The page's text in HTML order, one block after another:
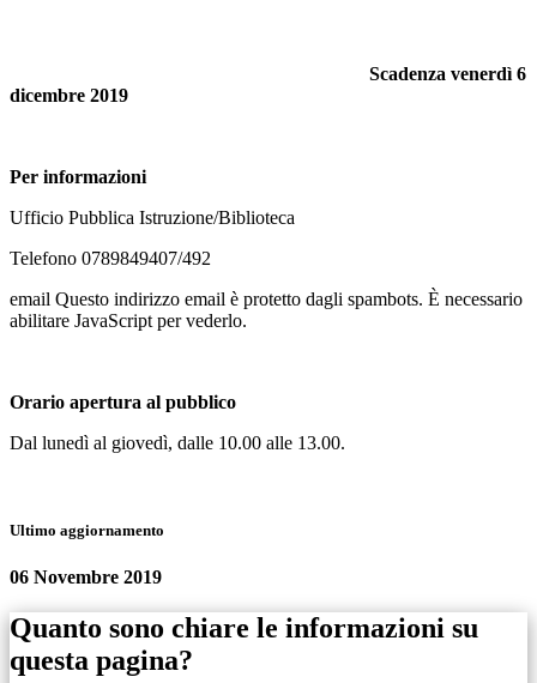
Scadenza venerdì 6
dicembre 2019
Per informazioni
Ufficio Pubblica Istruzione/Biblioteca
Telefono 0789849407/492
email Questo indirizzo email è protetto dagli spambots. È necessario
abilitare JavaScript per vederlo.
Orario apertura al pubblico
Dal lunedì al giovedì, dalle 10.00 alle 13.00.
Ultimo aggiornamento
06 Novembre 2019
Quanto sono chiare le informazioni su
questa pagina?